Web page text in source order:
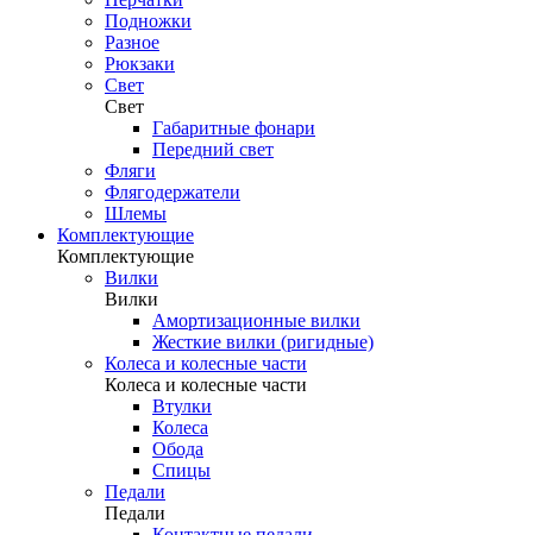
Подножки
Разное
Рюкзаки
Свет
Свет
Габаритные фонари
Передний свет
Фляги
Флягодержатели
Шлемы
Комплектующие
Комплектующие
Вилки
Вилки
Амортизационные вилки
Жесткие вилки (ригидные)
Колеса и колесные части
Колеса и колесные части
Втулки
Колеса
Обода
Спицы
Педали
Педали